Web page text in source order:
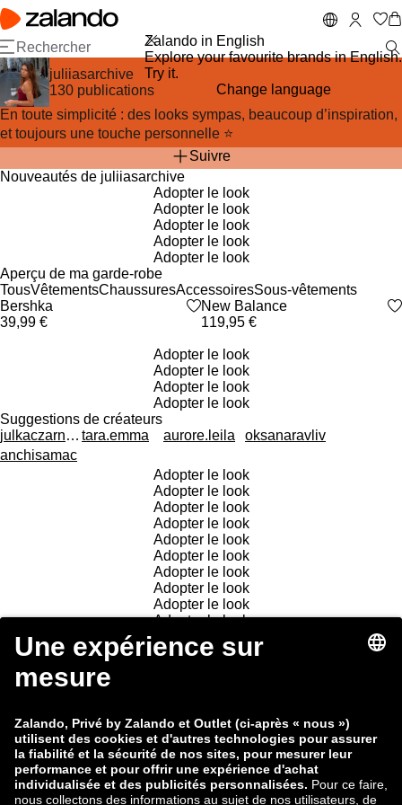
A
ll
e
r
a
c
o
n
e
n
c
i
p
a
l
P
a
s
s
e
à
l
a
a
rr
e
c
h
e
r
juliiasarchive
130 publications
En toute simplicité : des looks sympas, beaucoup d’inspiration,
et toujours une touche personnelle ⭐️
Suivre
Nouveautés de juliiasarchive
Adopter le look
Adopter le look
Adopter le look
Adopter le look
Adopter le look
Aperçu de ma garde-robe
TousVêtementsChaussuresAccessoiresSous-vêtements
Avancer dans la sélection d’articles
heart_outlined
Bershka
39,99 €
heart_outlined
New Balance
119,95 €
Retourner en arrière dans la sélection d’articles
Adopter le look
Adopter le look
Adopter le look
Adopter le look
Suggestions de créateurs
julkaczarniecka tara.emma aurore.leila
oksanaravliv
anchisamac
Adopter le look
Adopter le look
Adopter le look
Adopter le look
Adopter le look
Adopter le look
Adopter le look
Adopter le look
Adopter le look
Adopter le look
Adopter le look
Vous avez vu 27 des 130 tenues
Adopter le look
Adopter le look
Adopter le look
Adopter le look
Adopter le look
Adopter le look
Zalando in English
Explore your favourite brands in English.
Try it.
Change language